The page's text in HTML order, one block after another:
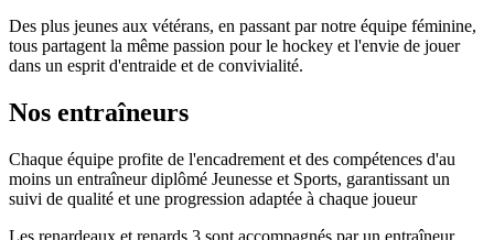
Des plus jeunes aux vétérans, en passant par notre équipe féminine,
tous partagent la même passion pour le hockey et l'envie de jouer
dans un esprit d'entraide et de convivialité.
Nos entraîneurs
Chaque équipe profite de l'encadrement et des compétences d'au
moins un entraîneur diplômé Jeunesse et Sports, garantissant un
suivi de qualité et une progression adaptée à chaque joueur
Les renardeaux et renards 3 sont accompagnés par un entraîneur